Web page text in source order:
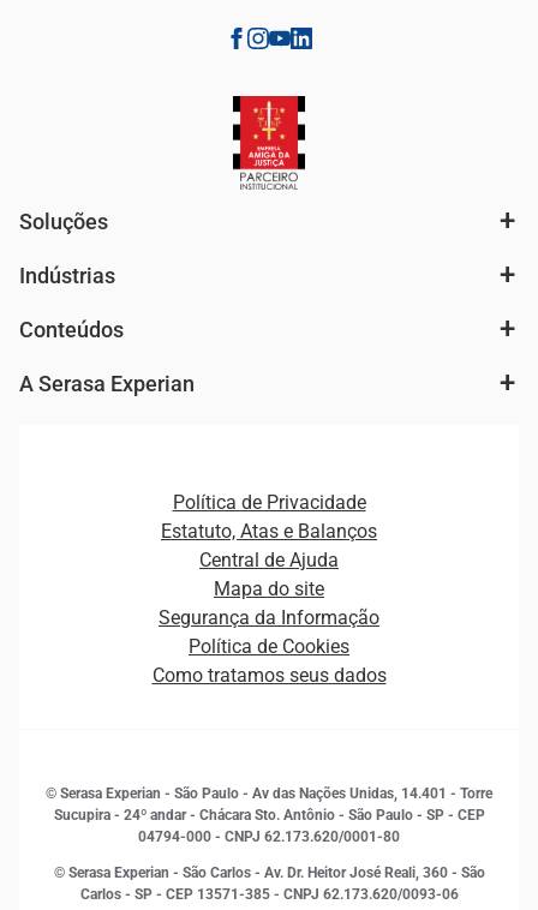
Soluções
Autenticação e Prevenção à Fraude
Cobrança e Recuperação de Dívidas
Plataformas e Motores de decisão
Indústrias
Fintechs
Conteúdos
Ver todo o conteúdo
Curso Gratuito de Saúde Financeira
Empreendedorismo
Estudos e Pesquisas
Inovação e Tecnologia
Leis e impostos
Marketing
A Serasa Experian
Distribuidores e representantes
Estrutura Organizacional
Sala de Imprensa
Política de Privacidade
Estatuto, Atas e Balanços
Central de Ajuda
Mapa do site
Segurança da Informação
Política de Cookies
Como tratamos seus dados
© Serasa Experian - São Paulo - Av das Nações Unidas, 14.401 - Torre
Sucupira - 24º andar - Chácara Sto. Antônio - São Paulo - SP - CEP
04794-000 - CNPJ 62.173.620/0001-80
© Serasa Experian - São Carlos - Av. Dr. Heitor José Reali, 360 - São
Carlos - SP - CEP 13571-385 - CNPJ 62.173.620/0093-06